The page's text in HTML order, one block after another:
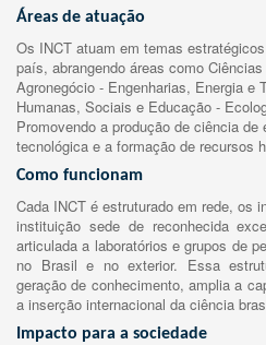
Áreas de atuação
Os INCT atuam em temas
país, abrangendo áreas como
Agronegócio - Engenharias, Energia e
Humanas, Sociais e Educação -
Promovendo a produção de ciência
tecnológica e a formação de recursos
Como funcionam
Cada INCT é estruturado em rede, os
instituição sede de reconhecida
articulada a laboratórios e grupos de
no Brasil e no exterior. Essa
geração de conhecimento, amplia a
a inserção internacional da ciência
Impacto para a sociedade